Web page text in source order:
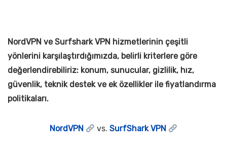
NordVPN ve Surfshark VPN hizmetlerinin çeşitli
yönlerini karşılaştırdığımızda, belirli kriterlere göre
değerlendirebiliriz: konum, sunucular, gizlilik, hız,
güvenlik, teknik destek ve ek özellikler ile fiyatlandırma
politikaları.
NordVPN vs. SurfShark VPN